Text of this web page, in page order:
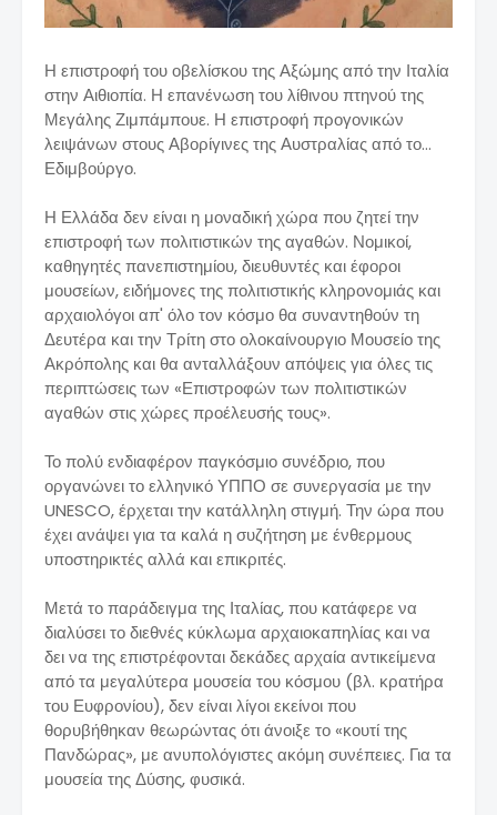
Η επιστροφή του οβελίσκου της Αξώμης από την Ιταλία
στην Αιθιοπία. Η επανένωση του λίθινου πτηνού της
Μεγάλης Ζιμπάμπουε. Η επιστροφή προγονικών
λειψάνων στους Αβορίγινες της Αυστραλίας από το...
Εδιμβούργο.
Η Ελλάδα δεν είναι η μοναδική χώρα που ζητεί την
επιστροφή των πολιτιστικών της αγαθών. Νομικοί,
καθηγητές πανεπιστημίου, διευθυντές και έφοροι
μουσείων, ειδήμονες της πολιτιστικής κληρονομιάς και
αρχαιολόγοι απ' όλο τον κόσμο θα συναντηθούν τη
Δευτέρα και την Τρίτη στο ολοκαίνουργιο Μουσείο της
Ακρόπολης και θα ανταλλάξουν απόψεις για όλες τις
περιπτώσεις των «Επιστροφών των πολιτιστικών
αγαθών στις χώρες προέλευσής τους».
Το πολύ ενδιαφέρον παγκόσμιο συνέδριο, που
οργανώνει το ελληνικό ΥΠΠΟ σε συνεργασία με την
UNESCO, έρχεται την κατάλληλη στιγμή. Την ώρα που
έχει ανάψει για τα καλά η συζήτηση με ένθερμους
υποστηρικτές αλλά και επικριτές.
Μετά το παράδειγμα της Ιταλίας, που κατάφερε να
διαλύσει το διεθνές κύκλωμα αρχαιοκαπηλίας και να
δει να της επιστρέφονται δεκάδες αρχαία αντικείμενα
από τα μεγαλύτερα μουσεία του κόσμου (βλ. κρατήρα
του Ευφρονίου), δεν είναι λίγοι εκείνοι που
θορυβήθηκαν θεωρώντας ότι άνοιξε το «κουτί της
Πανδώρας», με ανυπολόγιστες ακόμη συνέπειες. Για τα
μουσεία της Δύσης, φυσικά.